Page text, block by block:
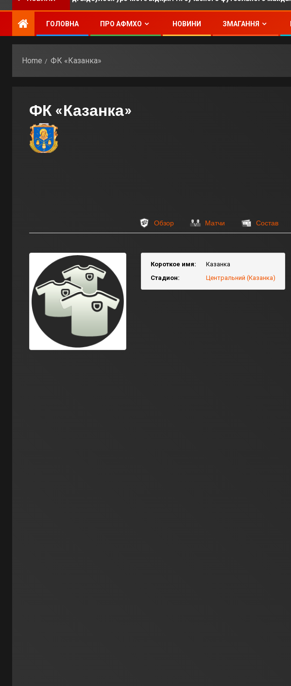
ГОЛОВНА ПРО АФМХО НОВИНИ ЗМАГАННЯ
Home ФК «Казанка»
ФК «Казанка»
Обзор Матчи Состав
Короткое имя:
Казанка
Стадион:
Центральний (Казанка)